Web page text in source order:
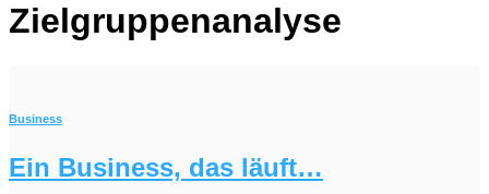
Zielgruppenanalyse
Business
Ein Business, das läuft…